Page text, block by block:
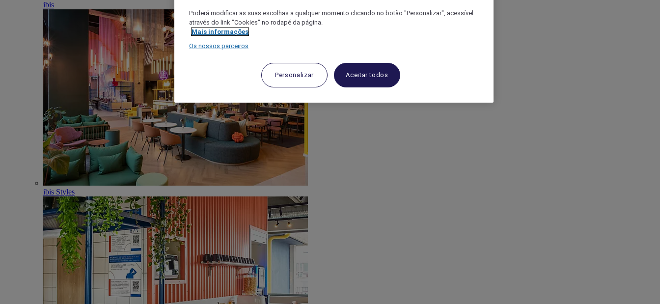
ibis
ibis Styles
Poderá modificar as suas escolhas a qualquer momento clicando no botão "Personalizar", acessível
através do link "Cookies" no rodapé da página.
Mais informações
Os nossos parceiros
Personalizar Aceitar todos